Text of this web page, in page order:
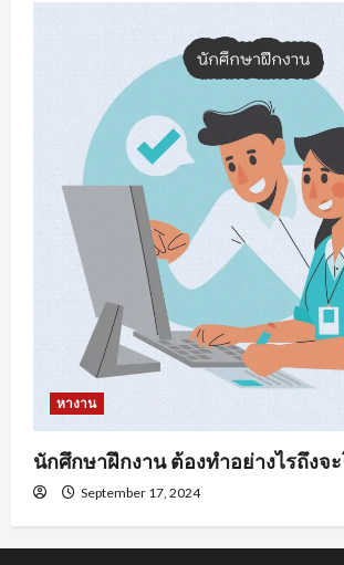
หางาน
นักศึกษาฝึกงาน ต้องทำอย่างไรถึงจ
September 17, 2024